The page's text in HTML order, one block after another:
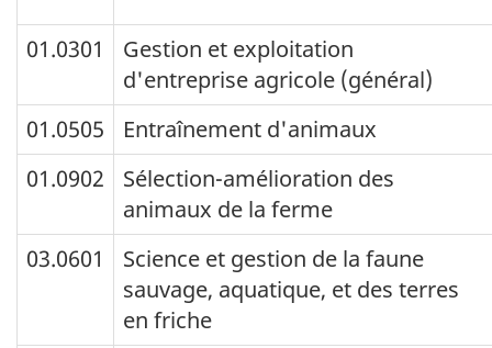
Sommaire
du
Le
tableau
montre
les
résultats
01.0301
Gestion et exploitation
d'entreprise agricole (général)
01.0505
Entraînement d'animaux
01.0902
Sélection-amélioration des
animaux de la ferme
03.0601
Science et gestion de la faune
sauvage, aquatique, et des terres
en friche